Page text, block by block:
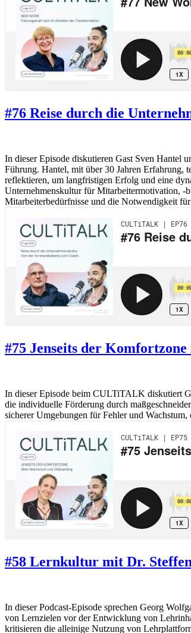
#76 Reise durch die
In dieser Episode diskutieren Gast Sven Hantel
Führung. Hantel, mit über 30 Jahren Erfahrung,
reflektieren, um langfristigen Erfolg und eine
Unternehmenskultur für Mitarbeitermotivation, -
Mitarbeiterbedürfnisse und die Notwendigkeit
#75 Jenseits der
In dieser Episode beim CULTiTALK diskutiert
die individuelle Förderung durch
sicherer Umgebungen für Fehler und
#58 Lernkultur mit Dr.
In dieser Podcast-Episode sprechen Georg
von Lernzielen vor der Entwicklung von
kritisieren die alleinige Nutzung von